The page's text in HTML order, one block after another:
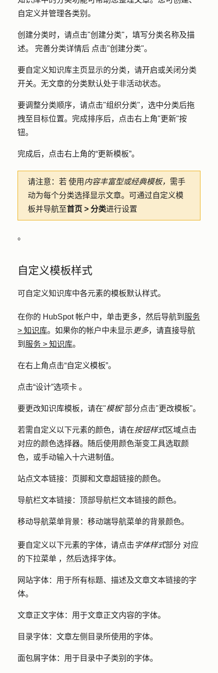
自定义并管理各类别。
创建分类时，请点击"创建分类"， 填写分类名称及描
述。 完善分类详情后 点击"创建分类"。
要自定义知识库主页显示的分类，请开启或关闭 分类
开关。无文章的分类默认处于非活动状态。
要调整分类顺序，请点击"组织分类"，选中分类后拖
拽至目标位置。完成排序后，点击右上角"更新"按
钮。
完成后，点击右上角的“更新模板”。
请注意：若 使用 内容丰富型或经典模板， 需手
动为每个分类选择显示文章。可通过自定义模
板并导航至首页 > 分类进行设置
。
自定义模板样式
可自定义知识库中各元素的模板默认样式。
在你的 HubSpot 帐户中，单击更多，然后导航到 服务
> 知识库。如果你的帐户中未显示 更多，请直接导航
到 服务 > 知识库。
在右上角点击“自定义模板”。
点击“设计”选项卡 。
要更改知识库模板，请在"模板"部分点击"更改模板"。
若需自定义以下元素的颜色，请在按钮样式区域点击
对应的颜色选择器。随后使用颜色渐变工具选取颜
色，或手动输入十六进制值。
站点文本链接： 页脚和文章超链接的颜色。
导航栏文本链接： 顶部导航栏文本链接的颜色。
移动导航菜单背景： 移动端导航菜单的背景颜色。
要自定义以下元素的字体，请点击字体样式部分 对应
的下拉菜单 ，然后选择字体。
网站字体：用于所有标题、描述及文章文本链接的字
体。
文章正文字体：用于文章正文内容的字体。
目录字体：文章左侧目录所使用的字体。
面包屑字体：用于目录中子类别的字体。